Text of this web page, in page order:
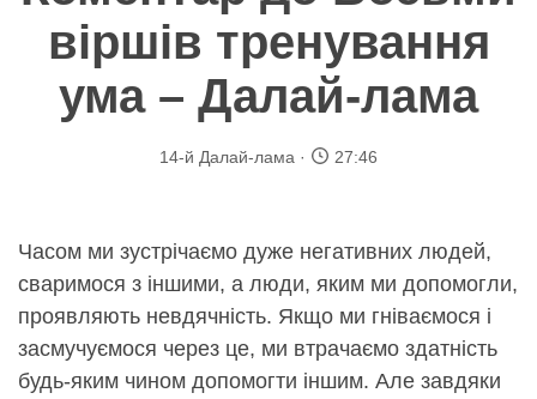
віршів тренування
ума – Далай-лама
14-й Далай-лама 27:46
Часом ми зустрічаємо дуже негативних людей,
сваримося з іншими, а люди, яким ми допомогли,
проявляють невдячність. Якщо ми гніваємося і
засмучуємося через це, ми втрачаємо здатність
будь-яким чином допомогти іншим. Але завдяки